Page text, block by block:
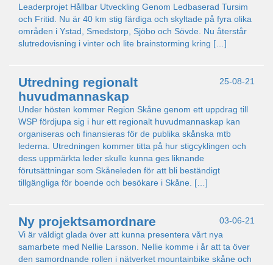
Leaderprojet Hållbar Utveckling Genom Ledbaserad Tursim
och Fritid. Nu är 40 km stig färdiga och skyltade på fyra olika
områden i Ystad, Smedstorp, Sjöbo och Sövde. Nu återstår
slutredovisning i vinter och lite brainstorming kring […]
25-08-21
Utredning regionalt
huvudmannaskap
Under hösten kommer Region Skåne genom ett uppdrag till
WSP fördjupa sig i hur ett regionalt huvudmannaskap kan
organiseras och finansieras för de publika skånska mtb
lederna. Utredningen kommer titta på hur stigcyklingen och
dess uppmärkta leder skulle kunna ges liknande
förutsättningar som Skåneleden för att bli beständigt
tillgängliga för boende och besökare i Skåne. […]
03-06-21
Ny projektsamordnare
Vi är väldigt glada över att kunna presentera vårt nya
samarbete med Nellie Larsson. Nellie komme i år att ta över
den samordnande rollen i nätverket mountainbike skåne och